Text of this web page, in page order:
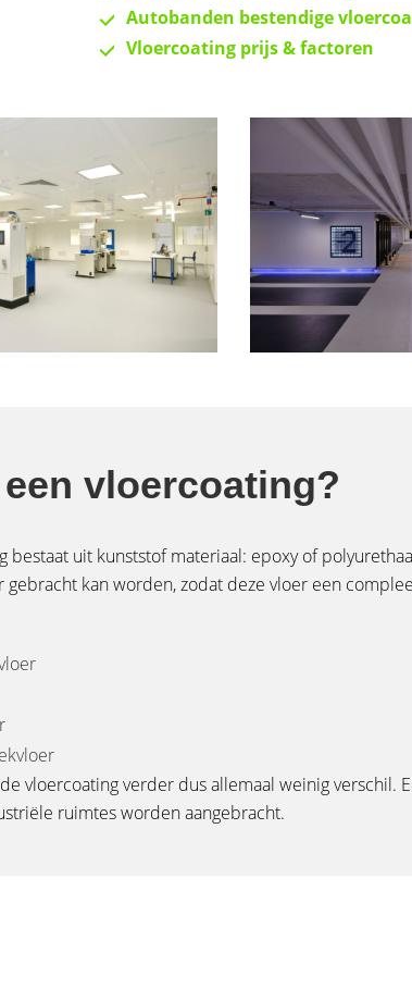
Autobanden bestendige
Vloercoating prijs & factoren
vloercoating?
bestaat uit kunststof materiaal: epoxy of
gebracht kan worden, zodat deze vloer een
vloercoating verder dus allemaal weinig
ruimtes worden aangebracht.